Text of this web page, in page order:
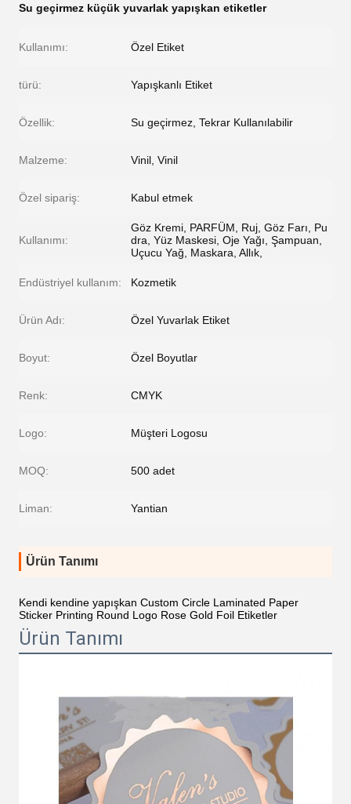
Su geçirmez küçük yuvarlak yapışkan etiketler
Kullanımı: Özel Etiket
türü: Yapışkanlı Etiket
Özellik: Su geçirmez, Tekrar Kullanılabilir
Malzeme: Vinil, Vinil
Özel sipariş: Kabul etmek
Kullanımı:
Göz Kremi, PARFÜM, Ruj, Göz Farı, Pu
dra, Yüz Maskesi, Oje Yağı, Şampuan,
Uçucu Yağ, Maskara, Allık,
Endüstriyel kullanım: Kozmetik
Ürün Adı: Özel Yuvarlak Etiket
Boyut: Özel Boyutlar
Renk: CMYK
Logo: Müşteri Logosu
MOQ: 500 adet
Liman: Yantian
Ürün Tanımı
Kendi kendine yapışkan Custom Circle Laminated Paper
Sticker Printing Round Logo Rose Gold Foil Etiketler
Ürün Tanımı